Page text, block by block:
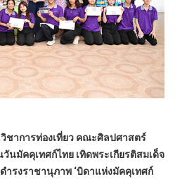
าการท่องเที่ยว คณะศิลปศาสตร์
มัคคุเทศก์ไทย เทิดพระเกียรติสมเด็จ
ำรงราชานุภาพ ‘บิดาแห่งมัคคุเทศก์